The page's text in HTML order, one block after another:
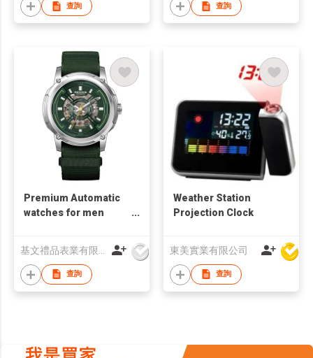
查詢 查詢
Premium Automatic
watches for men
查詢
Weather Station
Projection Clock
東美實業有限公司
查詢